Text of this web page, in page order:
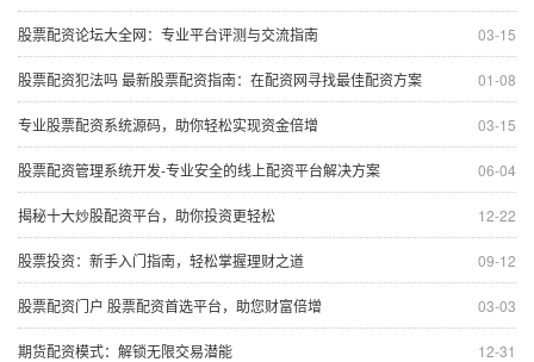
03-15
股票配资论坛大全网：专业平台评测与交流指南
01-08
股票配资犯法吗 最新股票配资指南：在配资网寻找最佳配资方案
03-15
专业股票配资系统源码，助你轻松实现资金倍增
06-04
股票配资管理系统开发-专业安全的线上配资平台解决方案
12-22
揭秘十大炒股配资平台，助你投资更轻松
09-12
股票投资：新手入门指南，轻松掌握理财之道
03-03
股票配资门户 股票配资首选平台，助您财富倍增
12-31
期货配资模式：解锁无限交易潜能